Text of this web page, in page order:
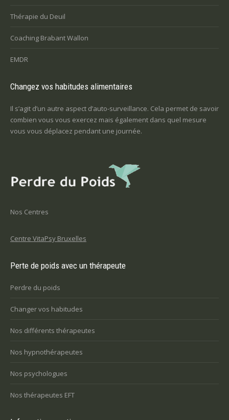
Thérapie du Deuil
Coaching Brabant Wallon
EMDR
Changez vos habitudes alimentaires
Il s’agit d’un autre aspect d’auto-surveillance. Cela permet de savoir
combien vous vous exercez mais également dans quel mesure
vous vous déplacez pendant une journée.
Nos Centres
Centre VitaPsy Bruxelles
Perte de poids avec un thérapeute
Perdre du poids
Changer vos habitudes
Nos différents thérapeutes
Nos hypnothérapeutes
Nos psychologues
Nos thérapeutes EFT